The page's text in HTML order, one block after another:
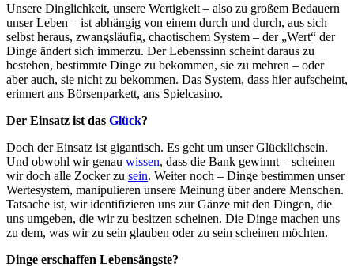
Unsere Dinglichkeit, unsere Wertigkeit – also zu großem Bedauern
unser Leben – ist abhängig von einem durch und durch, aus sich
selbst heraus, zwangsläufig, chaotischem System – der „Wert“ der
Dinge ändert sich immerzu. Der Lebenssinn scheint daraus zu
bestehen, bestimmte Dinge zu bekommen, sie zu mehren – oder
aber auch, sie nicht zu bekommen. Das System, dass hier aufscheint,
erinnert ans Börsenparkett, ans Spielcasino.
Der Einsatz ist das Glück?
Doch der Einsatz ist gigantisch. Es geht um unser Glücklichsein.
Und obwohl wir genau wissen, dass die Bank gewinnt – scheinen
wir doch alle Zocker zu sein. Weiter noch – Dinge bestimmen unser
Wertesystem, manipulieren unsere Meinung über andere Menschen.
Tatsache ist, wir identifizieren uns zur Gänze mit den Dingen, die
uns umgeben, die wir zu besitzen scheinen. Die Dinge machen uns
zu dem, was wir zu sein glauben oder zu sein scheinen möchten.
Dinge erschaffen Lebensängste?